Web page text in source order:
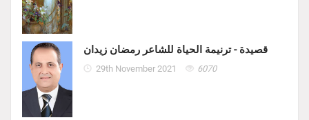
قصيدة - ترنيمة الحياة للشاعر رمضان زيدان
29th November 2021 6070